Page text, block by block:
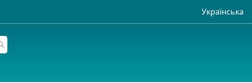
Українська